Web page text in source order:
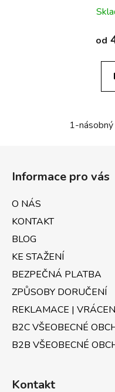
od
1-násobný
Informace pro vás
O NÁS
KONTAKT
BLOG
KE STAŽENÍ
BEZPEČNÁ PLATBA
ZPŮSOBY DORUČENÍ
REKLAMACE |
B2C VŠEOBECNÉ
B2B VŠEOBECNÉ
Kontakt